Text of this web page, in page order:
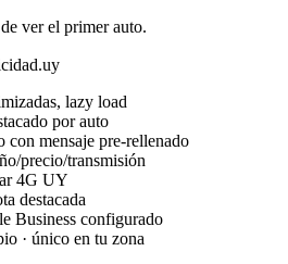
ver el primer auto.
lazy load
por auto
con mensaje pre-rellenado
precio/transmisión
4G UY
destacada
Business configurado
· único en tu zona